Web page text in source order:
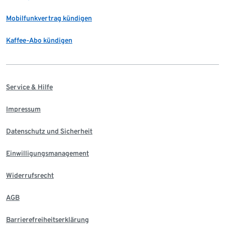
Mobilfunkvertrag kündigen
Kaffee-Abo kündigen
Service & Hilfe
Impressum
Datenschutz und Sicherheit
Einwilligungsmanagement
Widerrufsrecht
AGB
Barrierefreiheitserklärung